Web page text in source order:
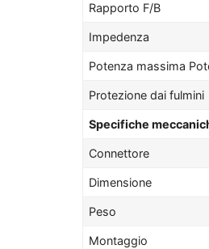
Rapporto F/B
Impedenza
Potenza massima
Protezione dai fulmini
Specifiche
Connettore
Dimensione
Peso
Montaggio